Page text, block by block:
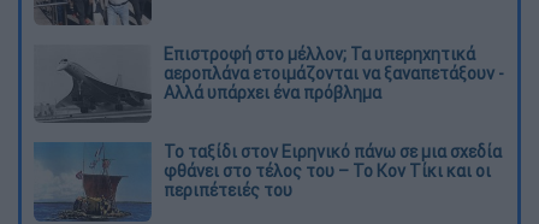
Επιστροφή στο μέλλον; Τα υπερηχητικά
αεροπλάνα ετοιμάζονται να ξαναπετάξουν -
Αλλά υπάρχει ένα πρόβλημα
Το ταξίδι στον Ειρηνικό πάνω σε μια σχεδία
φθάνει στο τέλος του – Το Κον Τίκι και οι
περιπέτειές του